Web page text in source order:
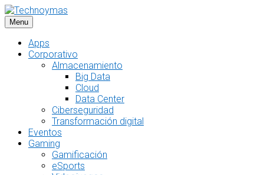
Saltar
al
contenido
Menu
Apps
Corporativo
Almacenamiento
Big Data
Cloud
Data Center
Ciberseguridad
Transformación digital
Eventos
Gaming
Gamificación
eSports